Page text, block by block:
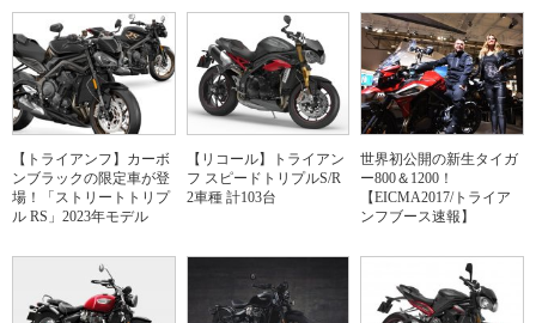
【トライアンフ】カーボ
ンブラックの限定車が登
場！「ストリートトリプ
ル RS」2023年モデル
【リコール】トライアン
フ スピードトリプルS/R
2車種 計103台
世界初公開の新生タイガ
ー800＆1200！
【EICMA2017/トライア
ンフブース速報】